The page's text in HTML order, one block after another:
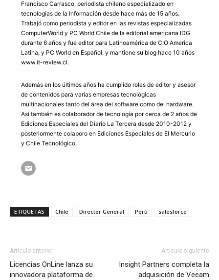
Francisco Carrasco, periodista chileno especializado en
tecnologías de la Información desde hace más de 15 años.
Trabajó como periodista y editor en las revistas especializadas
ComputerWorld y PC World Chile de la editorial americana IDG
durante 6 años y fue editor para Latinoamérica de CIO America
Latina, y PC World en Español, y mantiene su blog hace 10 años
www.it-review.cl.
Además en los últimos años ha cumplido roles de editor y asesor
de contenidos para varias empresas tecnológicas
multinacionales tanto del área del software como del hardware.
Así también es colaborador de tecnología por cerca de 2 años de
Ediciones Especiales del Diario La Tercera desde 2010-2012 y
posteriormente colaboro en Ediciones Especiales de El Mercurio
y Chile Tecnológico.
ETIQUETAS Chile Director General Perú salesforce
Artículo anterior
Licencias OnLine lanza su
innovadora plataforma de
Artículo siguiente
Insight Partners completa la
adquisición de Veeam